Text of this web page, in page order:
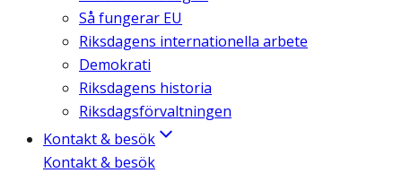
Så fungerar EU
Riksdagens internationella arbete
Demokrati
Riksdagens historia
Riksdagsförvaltningen
Kontakt & besök
Kontakt & besök